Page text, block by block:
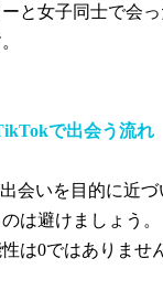
と女子同士で会
で出会う流れ
会いを目的に近
は避けましょう。
は0ではありませ